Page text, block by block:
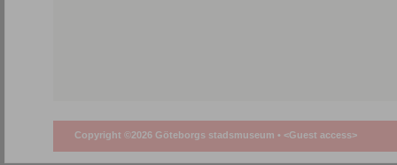
Copyright ©2026 Göteborgs stadsmuseum • <Guest access>